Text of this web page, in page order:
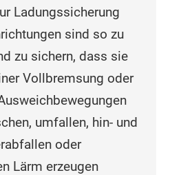
Ladungssicherung
sind so zu
zu sichern, dass sie
Vollbremsung oder
umfallen, hin- und
oder
Lärm erzeugen